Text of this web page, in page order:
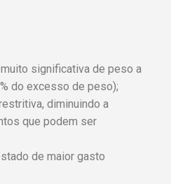
significativa de peso a
do excesso de peso);
diminuindo a
que podem ser
de maior gasto